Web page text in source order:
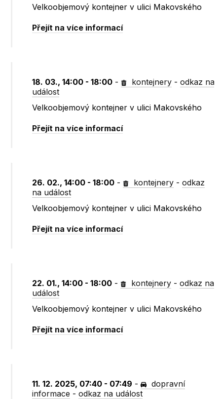
Velkoobjemový kontejner v ulici Makovského
Přejít na více informací
18. 03., 14:00 - 18:00 - kontejnery -odkaz na
událost
Velkoobjemový kontejner v ulici Makovského
Přejít na více informací
26. 02., 14:00 - 18:00 - kontejnery -odkaz
na událost
Velkoobjemový kontejner v ulici Makovského
Přejít na více informací
22. 01., 14:00 - 18:00 - kontejnery -odkaz na
událost
Velkoobjemový kontejner v ulici Makovského
Přejít na více informací
11. 12. 2025, 07:40 - 07:49 -
dopravní
informace -odkaz na událost